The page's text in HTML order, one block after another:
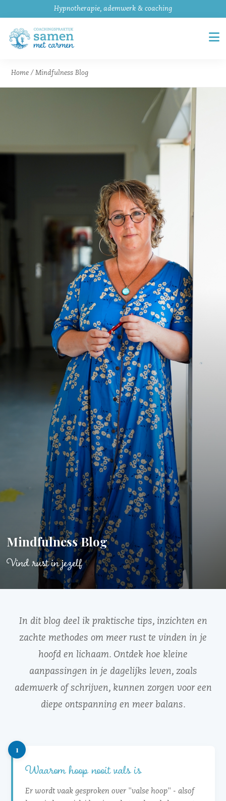
Hypnotherapie, ademwerk & coaching
Home /Mindfulness Blog
Mindfulness Blog
Vind rust in jezelf
In dit blog deel ik praktische tips, inzichten en
zachte methodes om meer rust te vinden in je
hoofd en lichaam. Ontdek hoe kleine
aanpassingen in je dagelijks leven, zoals
ademwerk of schrijven, kunnen zorgen voor een
diepe ontspanning en meer balans.
1
Waarom hoop nooit vals is
Er wordt vaak gesproken over "valse hoop" - alsof